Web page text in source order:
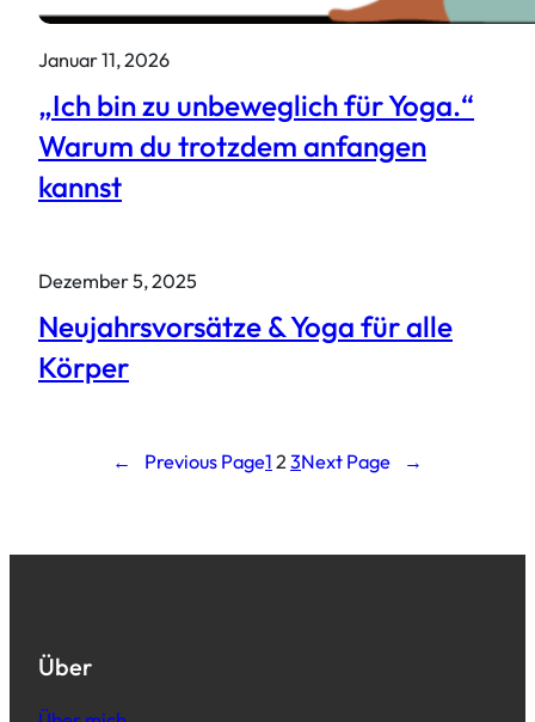
Januar 11, 2026
„Ich bin zu unbeweglich für Yoga.“
Warum du trotzdem anfangen
kannst
Dezember 5, 2025
Neujahrsvorsätze & Yoga für alle
Körper
← Previous Page1 23Next Page →
Über